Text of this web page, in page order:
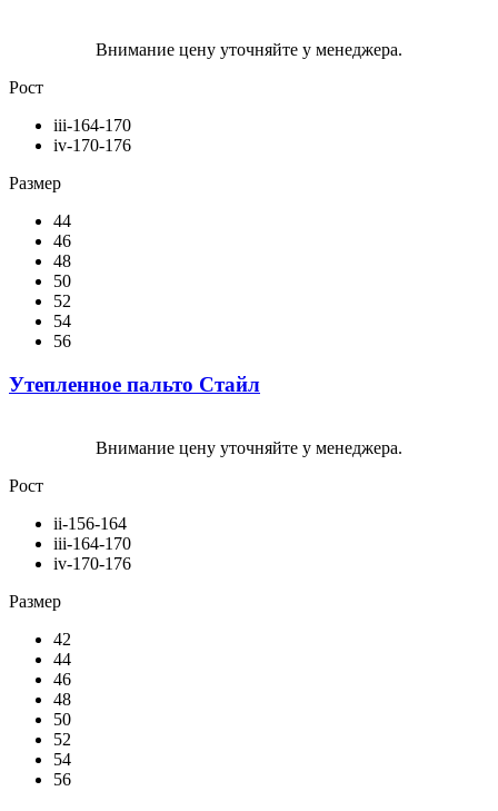
Внимание цену уточняйте у менеджера.
Рост
iii-164-170
iv-170-176
Размер
44
46
48
50
52
54
56
Утепленное пальто Стайл
Внимание цену уточняйте у менеджера.
Рост
ii-156-164
iii-164-170
iv-170-176
Размер
42
44
46
48
50
52
54
56